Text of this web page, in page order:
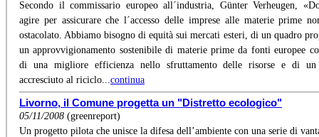
Secondo il commissario europeo all´industria, Günter Verheugen,
agire per assicurare che l´accesso delle imprese alle materie prime
ostacolato. Abbiamo bisogno di equità sui mercati esteri, di un quadro
un approvvigionamento sostenibile di materie prime da fonti europee
di una migliore efficienza nello sfruttamento delle risorse e di un
accresciuto al riciclo...continua
Livorno, il Comune progetta un "Distretto ecologico"
05/11/2008 (greenreport)
Un progetto pilota che unisce la difesa dell’ambiente con una serie di